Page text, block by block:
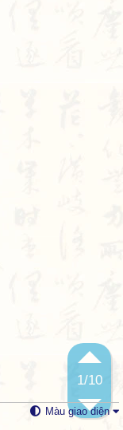
1/10
Màu giao diện